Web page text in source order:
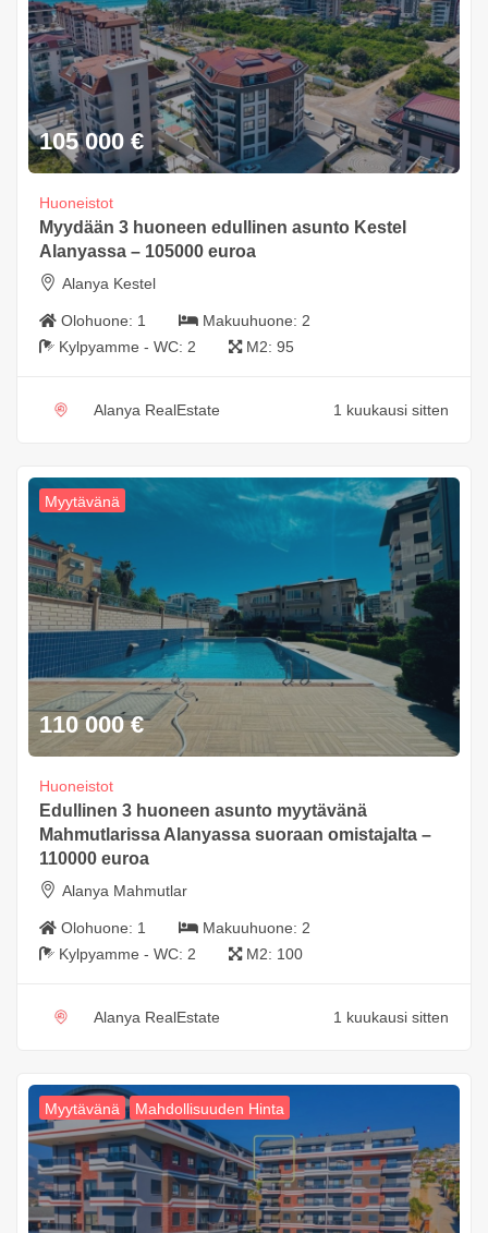
105 000 €
Huoneistot
Myydään 3 huoneen edullinen asunto Kestel
Alanyassa – 105000 euroa
Alanya Kestel
Olohuone: 1 Makuuhuone: 2
Kylpyamme - WC: 2 M2: 95
Alanya RealEstate 1 kuukausi sitten
Myytävänä
110 000 €
Huoneistot
Edullinen 3 huoneen asunto myytävänä
Mahmutlarissa Alanyassa suoraan omistajalta –
110000 euroa
Alanya Mahmutlar
Olohuone: 1 Makuuhuone: 2
Kylpyamme - WC: 2 M2: 100
Alanya RealEstate 1 kuukausi sitten
Myytävänä Mahdollisuuden Hinta